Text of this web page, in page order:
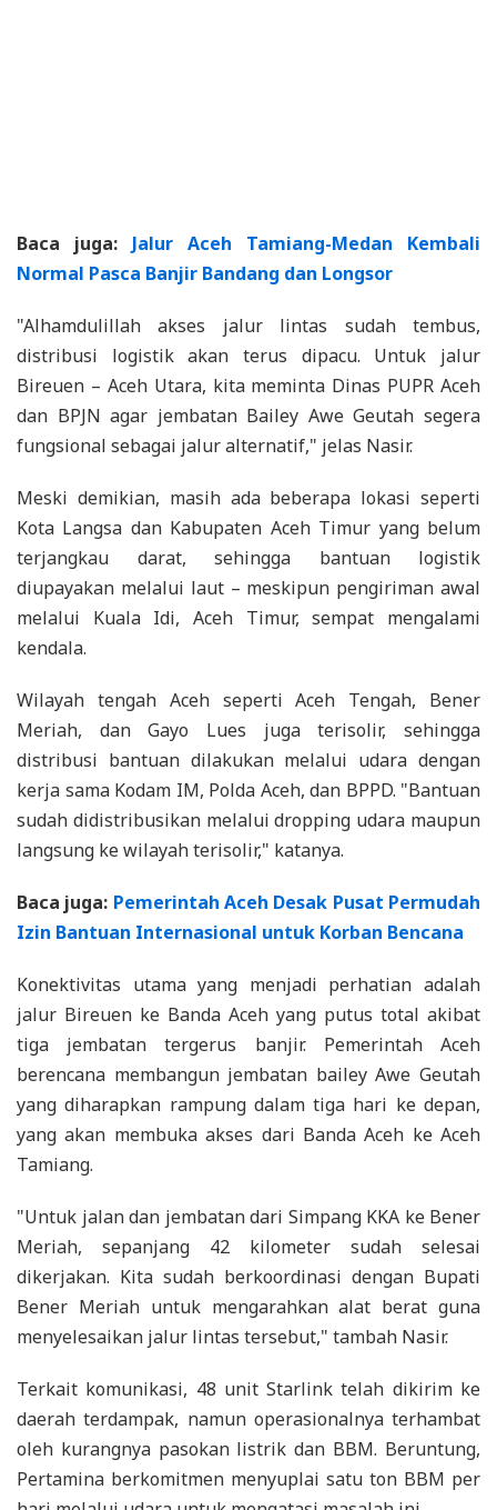
Baca juga: Jalur Aceh Tamiang-Medan Kembali
Normal Pasca Banjir Bandang dan Longsor
"Alhamdulillah akses jalur lintas sudah tembus,
distribusi logistik akan terus dipacu. Untuk jalur
Bireuen – Aceh Utara, kita meminta Dinas PUPR Aceh
dan BPJN agar jembatan Bailey Awe Geutah segera
fungsional sebagai jalur alternatif," jelas Nasir.
Meski demikian, masih ada beberapa lokasi seperti
Kota Langsa dan Kabupaten Aceh Timur yang belum
terjangkau darat, sehingga bantuan logistik
diupayakan melalui laut – meskipun pengiriman awal
melalui Kuala Idi, Aceh Timur, sempat mengalami
kendala.
Wilayah tengah Aceh seperti Aceh Tengah, Bener
Meriah, dan Gayo Lues juga terisolir, sehingga
distribusi bantuan dilakukan melalui udara dengan
kerja sama Kodam IM, Polda Aceh, dan BPPD. "Bantuan
sudah didistribusikan melalui dropping udara maupun
langsung ke wilayah terisolir," katanya.
Baca juga: Pemerintah Aceh Desak Pusat Permudah
Izin Bantuan Internasional untuk Korban Bencana
Konektivitas utama yang menjadi perhatian adalah
jalur Bireuen ke Banda Aceh yang putus total akibat
tiga jembatan tergerus banjir. Pemerintah Aceh
berencana membangun jembatan bailey Awe Geutah
yang diharapkan rampung dalam tiga hari ke depan,
yang akan membuka akses dari Banda Aceh ke Aceh
Tamiang.
"Untuk jalan dan jembatan dari Simpang KKA ke Bener
Meriah, sepanjang 42 kilometer sudah selesai
dikerjakan. Kita sudah berkoordinasi dengan Bupati
Bener Meriah untuk mengarahkan alat berat guna
menyelesaikan jalur lintas tersebut," tambah Nasir.
Terkait komunikasi, 48 unit Starlink telah dikirim ke
daerah terdampak, namun operasionalnya terhambat
oleh kurangnya pasokan listrik dan BBM. Beruntung,
Pertamina berkomitmen menyuplai satu ton BBM per